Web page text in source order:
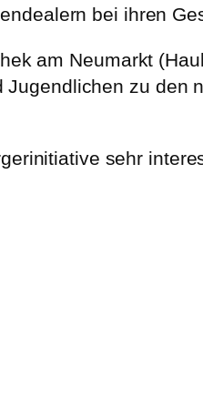
bei ihren
am Neumarkt
zu den
sehr